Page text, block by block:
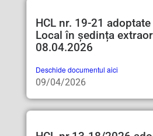
HCL nr. 19-21
Local în ședința
08.04.2026
Deschide documentul aici
09/04/2026